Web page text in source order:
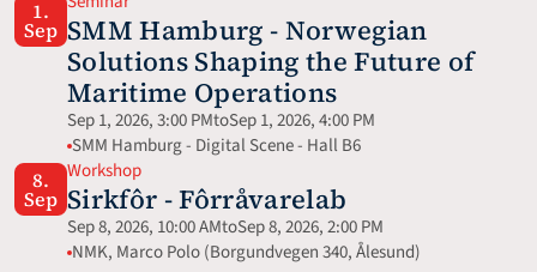
1.
Sep SMM Hamburg - Norwegian
Solutions Shaping the Future of
Maritime Operations
Sep 1, 2026, 3:00 PMtoSep 1, 2026, 4:00 PM
SMM Hamburg - Digital Scene - Hall B6
8.
Sep
Workshop
Sirkfôr - Fôrråvarelab
Sep 8, 2026, 10:00 AMtoSep 8, 2026, 2:00 PM
NMK, Marco Polo (Borgundvegen 340, Ålesund)